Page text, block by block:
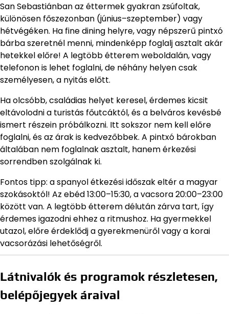
San Sebastiánban az éttermek gyakran zsúfoltak,
különösen főszezonban (június–szeptember) vagy
hétvégéken. Ha fine dining helyre, vagy népszerű pintxó
bárba szeretnél menni, mindenképp foglalj asztalt akár
hetekkel előre! A legtöbb étterem weboldalán, vagy
telefonon is lehet foglalni, de néhány helyen csak
személyesen, a nyitás előtt.
Ha olcsóbb, családias helyet keresel, érdemes kicsit
eltávolodni a turistás főutcáktól, és a belváros kevésbé
ismert részein próbálkozni. Itt sokszor nem kell előre
foglalni, és az árak is kedvezőbbek. A pintxó bárokban
általában nem foglalnak asztalt, hanem érkezési
sorrendben szolgálnak ki.
Fontos tipp: a spanyol étkezési időszak eltér a magyar
szokásoktól! Az ebéd 13:00–15:30, a vacsora 20:00–23:00
között van. A legtöbb étterem délután zárva tart, így
érdemes igazodni ehhez a ritmushoz. Ha gyermekkel
utazol, előre érdeklődj a gyerekmenüről vagy a korai
vacsorázási lehetőségről.
Látnivalók és programok részletesen,
belépőjegyek áraival